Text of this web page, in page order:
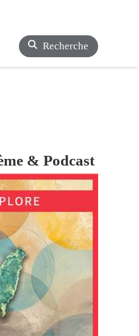
Recherche
& Podcast